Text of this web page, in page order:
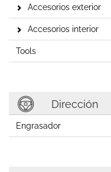
Accesorios exterior
Accesorios interior
Tools
Dirección
Engrasador